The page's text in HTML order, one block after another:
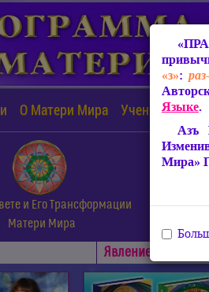
О Матери Мира Учение
и Его Трансформации
Матери Мира
Явлениe Матери
«з»:
Языке.
Азъ
Мира»